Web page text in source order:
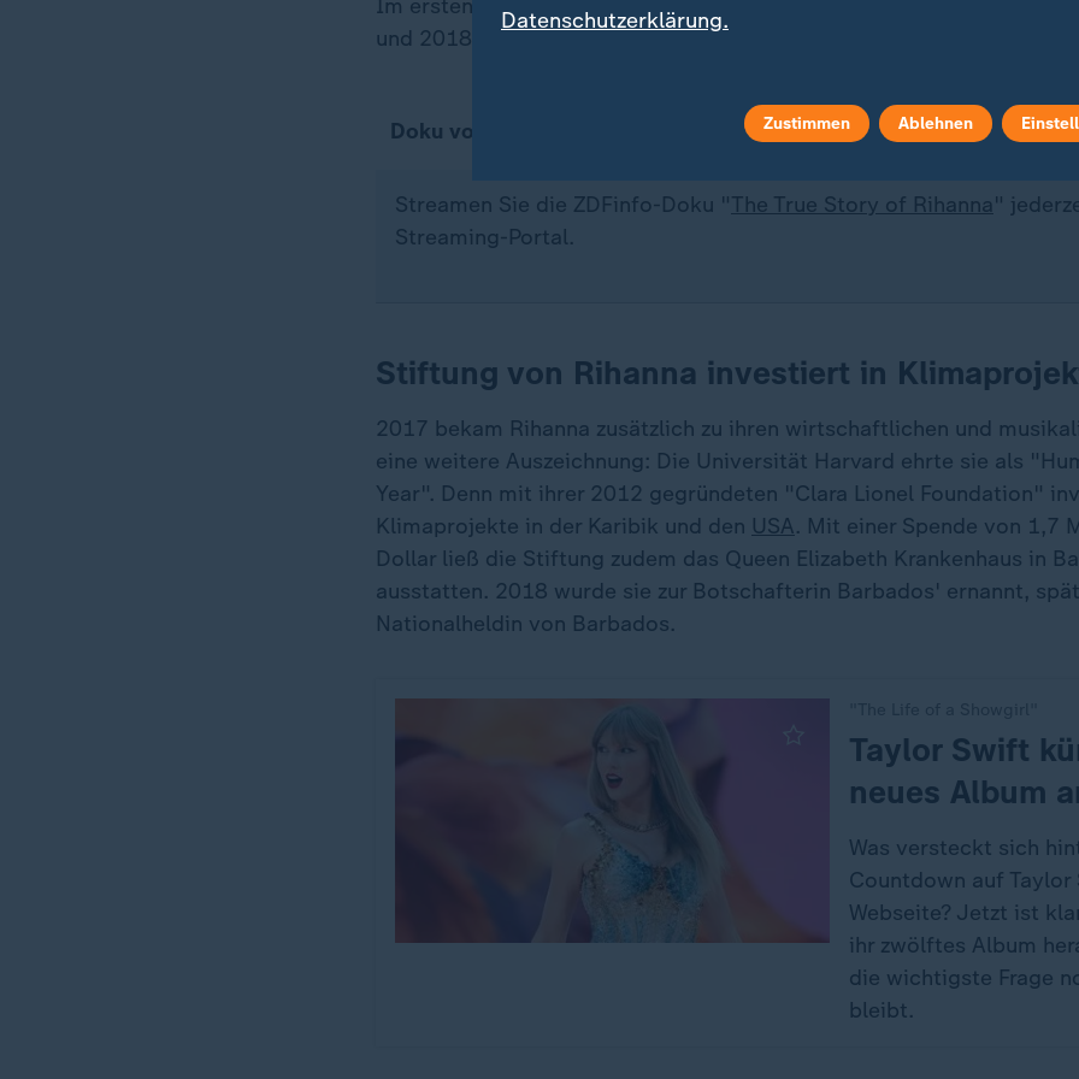
Im ersten Monat erreichten Fenty-Beauty-Videos 132 Millionen
und 2018 erzielte dasUnternehmen
Doku von ZDFinfo
Streamen Sie die ZDFinfo-Doku "The True Story of Rihanna"
Streaming-Portal.
Stiftung von Rihanna investiert in
2017 bekam Rihanna zusätzlich zu ihren wirtschaftlichen und
eine weitere Auszeichnung: Die Universität Harvard ehrte sie als
Year". Denn mit ihrer 2012 gegründeten "Clara Lionel Foundation"
Klimaprojekte in der Karibik und den USA. Mit einer Spende von 1,7
Dollar ließ die Stiftung zudem das Queen Elizabeth Krankenhaus in
ausstatten. 2018 wurde sie zur Botschafterin Barbados' ernannt,
Nationalheldin von Barbados.
:Taylor Swift
neues Album
Was versteckt sich
Countdown auf
Webseite? Jetzt ist
ihr zwölftes Album
die wichtigste Frage
bleibt.
Datenschutzerklärung.
Zustimmen Ablehnen